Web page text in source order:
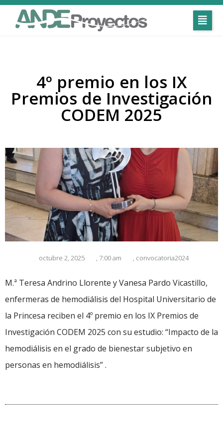
4º premio en los IX
Premios de Investigación
CODEM 2025
octubre 2, 2025 7:00 am convocatoria2024
M.ª Teresa Andrino Llorente y Vanesa Pardo Vicastillo,
enfermeras de hemodiálisis del Hospital Universitario de
la Princesa reciben el 4º premio en los IX Premios de
Investigación CODEM 2025 con su estudio: “Impacto de la
hemodiálisis en el grado de bienestar subjetivo en
personas en hemodiálisis” .